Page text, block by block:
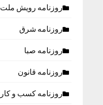
روزنامه رویش ملت
روزنامه شرق
روزنامه صبا
روزنامه قانون
روزنامه كسب و كار